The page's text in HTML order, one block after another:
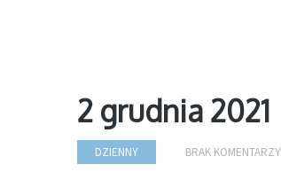
2 grudnia 2021
DZIENNY BRAK KOMENTARZY